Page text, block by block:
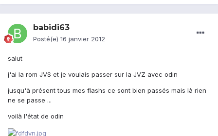
babidi63
Posté(e) 16 janvier 2012
salut
j'ai la rom JVS et je voulais passer sur la JVZ avec odin
jusqu'à présent tous mes flashs ce sont bien passés mais là rien
ne se passe ...
voilà l'état de odin